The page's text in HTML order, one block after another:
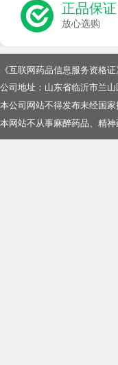
正品保证
放心选购
《互联网药品信息服务资格
公司地址：山东省临沂市兰
本公司网站不得发布未经国家
本网站不从事麻醉药品、精